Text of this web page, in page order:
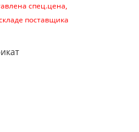
спец.цена,
поставщика